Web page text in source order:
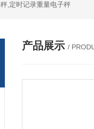
,定时记录重量电子秤
产品展示 /